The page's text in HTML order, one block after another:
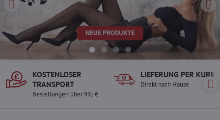
KOSTENLOSER
TRANSPORT
Bestellungen über 99,- €
LIEFERUNG PER
Direkt nach Hause